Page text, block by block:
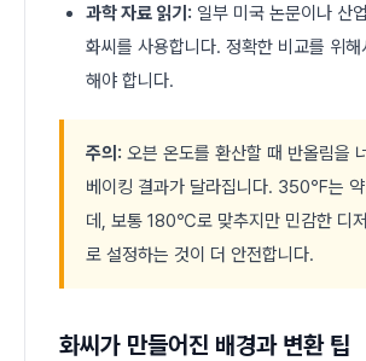
과학 자료 읽기: 일부 미국 논문이나 산
화씨를 사용합니다. 정확한 비교를 위
해야 합니다.
주의: 오븐 온도를 환산할 때 반올림을
베이킹 결과가 달라집니다. 350℉는
데, 보통 180℃로 맞추지만 민감한 디
로 설정하는 것이 더 안전합니다.
화씨가 만들어진 배경과 변환 팁